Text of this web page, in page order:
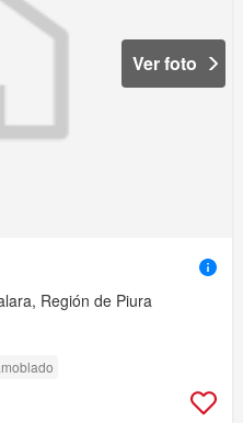
Ver foto
Región de Piura